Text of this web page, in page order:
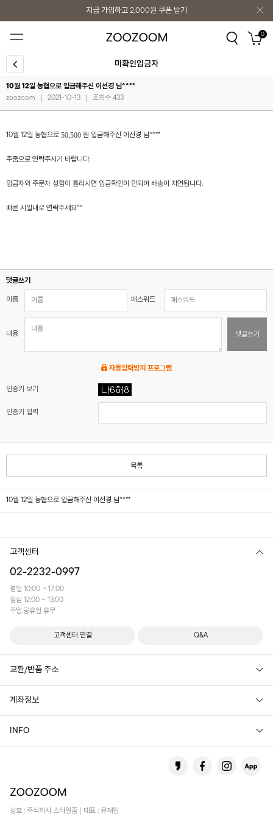
지금 가입하고 2,000원 쿠폰 받기
지금 가입하고 2,000원 쿠폰 받기 0
미확인입금자
10월 12일 농협으로 입금해주신 이선경 님^^**
zoozoom
2021-10-13 조회수 433
10월 12일 농협으로 50,500 원 입금해주신 이선경 님^^**
주줌으로 연락주시기 바랍니다.
입금자와 주문자 성함이 틀리시면 입금확인이 안되어 배송이 지연됩니다.
빠른 시일내로 연락주세요^^
댓글쓰기
이름 패스워드
내용 댓글쓰기
자동입력방지 프로그램
인증키 보기
인증키 입력
목록
10월 12일 농협으로 입금해주신 이선경 님^^**
고객센터
02-2232-0997
평일 10:00 ~ 17:00
점심 12:00 ~ 13:00
주말,공휴일 휴무
고객센터 연결 Q&A
교환/반품 주소
계좌정보
INFO
상호 : 주식회사 스타일줌 | 대표 : 유재원